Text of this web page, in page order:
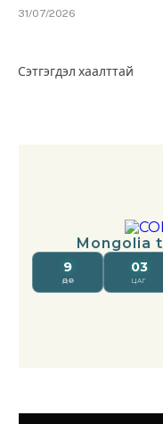
31/07/2026
Сэтгэгдэл хаалттай